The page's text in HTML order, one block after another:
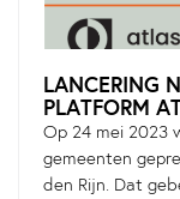
LANCERING
PLATFORM
Op 24 mei 2023
gemeenten
den Rijn. Dat